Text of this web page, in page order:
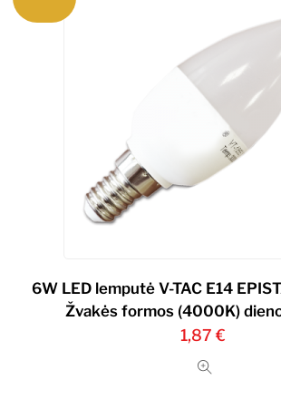
6W LED lemputė V-TAC E14
Žvakės formos (4000K)
1,87 €